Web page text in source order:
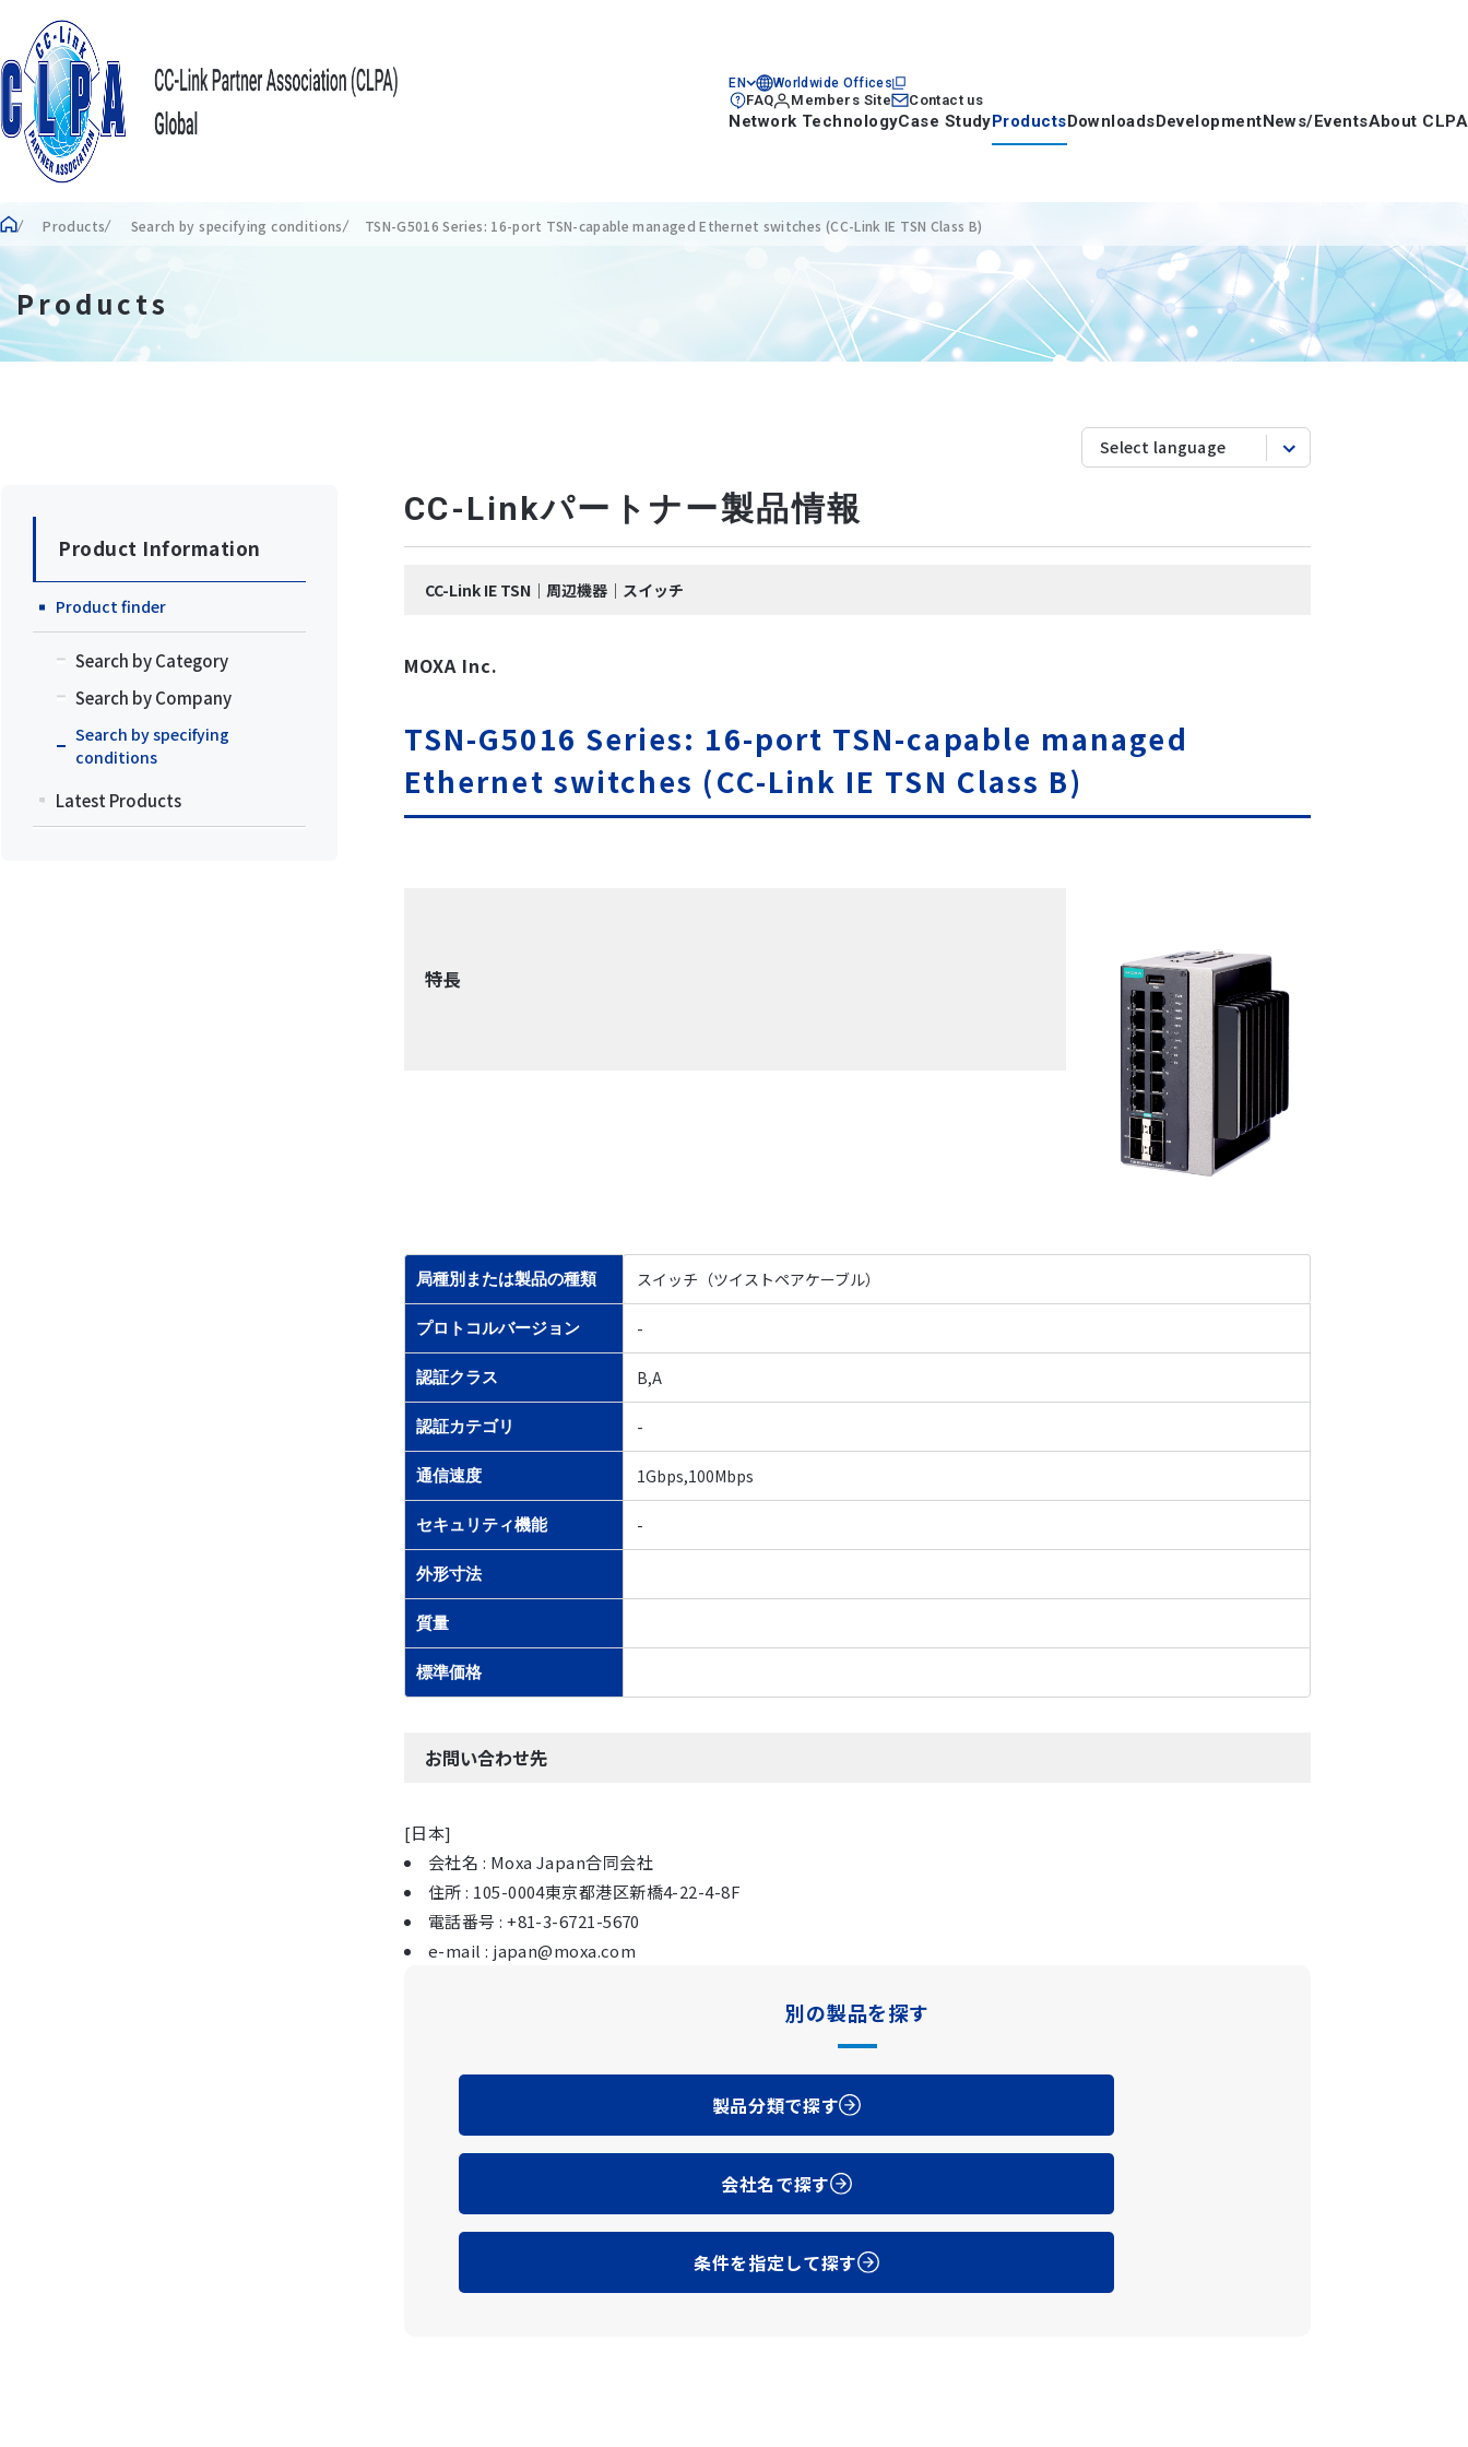
EN Worldwide Offices
FAQ Members Site Contact us
Network TechnologyCase StudyProductsDownloadsDevelopmentNews/EventsAbout CLPA
Products Search by specifying conditions TSN-G5016 Series: 16-port TSN-capable managed Ethernet switches (CC-Link IE TSN Class B)
Products
Product Information
Product finder
Search by Category
Search by Company
Search by specifying
conditions
Latest Products
CC-Linkパートナー製品情報
CC-Link IE TSN｜周辺機器｜スイッチ
MOXA Inc.
TSN-G5016 Series: 16-port TSN-capable managed
Ethernet switches (CC-Link IE TSN Class B)
特長
局種別または製品の種類 スイッチ（ツイストペアケーブル）
プロトコルバージョン -
認証クラス B,A
認証カテゴリ -
通信速度 1Gbps,100Mbps
セキュリティ機能 -
外形寸法
質量
標準価格
お問い合わせ先
[日本]
会社名 : Moxa Japan合同会社
住所 : 105-0004東京都港区新橋4-22-4-8F
電話番号 : +81-3-6721-5670
e-mail : japan@moxa.com
別の製品を探す
製品分類で探す
会社名で探す
条件を指定して探す